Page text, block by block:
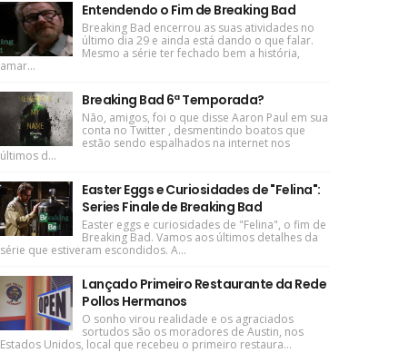
Entendendo o Fim de Breaking Bad
Breaking Bad encerrou as suas atividades no
último dia 29 e ainda está dando o que falar.
Mesmo a série ter fechado bem a história,
amar...
Breaking Bad 6ª Temporada?
Não, amigos, foi o que disse Aaron Paul em sua
conta no Twitter , desmentindo boatos que
estão sendo espalhados na internet nos
últimos d...
Easter Eggs e Curiosidades de "Felina":
Series Finale de Breaking Bad
Easter eggs e curiosidades de "Felina", o fim de
Breaking Bad. Vamos aos últimos detalhes da
série que estiveram escondidos. A...
Lançado Primeiro Restaurante da Rede
Pollos Hermanos
O sonho virou realidade e os agraciados
sortudos são os moradores de Austin, nos
Estados Unidos, local que recebeu o primeiro restaura...